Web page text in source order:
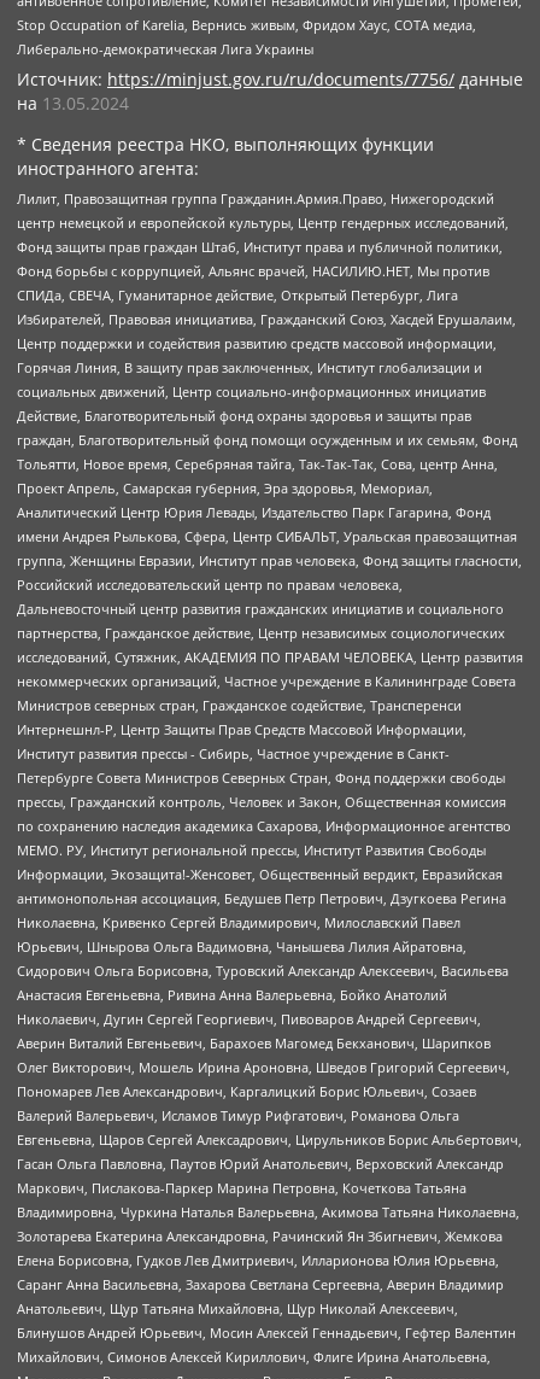
Stop Occupation of Karelia, Вернись живым, Фридом Хаус, СОТА медиа,
Либерально-демократическая Лига Украины
Источник: https://minjust.gov.ru/ru/documents/7756/ данные
на 13.05.2024
* Сведения реестра НКО, выполняющих функции
иностранного агента:
Лилит, Правозащитная группа Гражданин.Армия.Право, Нижегородский
центр немецкой и европейской культуры, Центр гендерных исследований,
Фонд защиты прав граждан Штаб, Институт права и публичной политики,
Фонд борьбы с коррупцией, Альянс врачей, НАСИЛИЮ.НЕТ, Мы против
СПИДа, СВЕЧА, Гуманитарное действие, Открытый Петербург, Лига
Избирателей, Правовая инициатива, Гражданский Союз, Хасдей Ерушалаим,
Центр поддержки и содействия развитию средств массовой информации,
Горячая Линия, В защиту прав заключенных, Институт глобализации и
социальных движений, Центр социально-информационных инициатив
Действие, Благотворительный фонд охраны здоровья и защиты прав
граждан, Благотворительный фонд помощи осужденным и их семьям, Фонд
Тольятти, Новое время, Серебряная тайга, Так-Так-Так, Сова, центр Анна,
Проект Апрель, Самарская губерния, Эра здоровья, Мемориал,
Аналитический Центр Юрия Левады, Издательство Парк Гагарина, Фонд
имени Андрея Рылькова, Сфера, Центр СИБАЛЬТ, Уральская правозащитная
группа, Женщины Евразии, Институт прав человека, Фонд защиты гласности,
Российский исследовательский центр по правам человека,
Дальневосточный центр развития гражданских инициатив и социального
партнерства, Гражданское действие, Центр независимых социологических
исследований, Сутяжник, АКАДЕМИЯ ПО ПРАВАМ ЧЕЛОВЕКА, Центр развития
некоммерческих организаций, Частное учреждение в Калининграде Совета
Министров северных стран, Гражданское содействие, Трансперенси
Интернешнл-Р, Центр Защиты Прав Средств Массовой Информации,
Институт развития прессы - Сибирь, Частное учреждение в Санкт-
Петербурге Совета Министров Северных Стран, Фонд поддержки свободы
прессы, Гражданский контроль, Человек и Закон, Общественная комиссия
по сохранению наследия академика Сахарова, Информационное агентство
МЕМО. РУ, Институт региональной прессы, Институт Развития Свободы
Информации, Экозащита!-Женсовет, Общественный вердикт, Евразийская
антимонопольная ассоциация, Бедушев Петр Петрович, Дзугкоева Регина
Николаевна, Кривенко Сергей Владимирович, Милославский Павел
Юрьевич, Шнырова Ольга Вадимовна, Чанышева Лилия Айратовна,
Сидорович Ольга Борисовна, Туровский Александр Алексеевич, Васильева
Анастасия Евгеньевна, Ривина Анна Валерьевна, Бойко Анатолий
Николаевич, Дугин Сергей Георгиевич, Пивоваров Андрей Сергеевич,
Аверин Виталий Евгеньевич, Барахоев Магомед Бекханович, Шарипков
Олег Викторович, Мошель Ирина Ароновна, Шведов Григорий Сергеевич,
Пономарев Лев Александрович, Каргалицкий Борис Юльевич, Созаев
Валерий Валерьевич, Исламов Тимур Рифгатович, Романова Ольга
Евгеньевна, Щаров Сергей Алексадрович, Цирульников Борис Альбертович,
Гасан Ольга Павловна, Паутов Юрий Анатольевич, Верховский Александр
Маркович, Пислакова-Паркер Марина Петровна, Кочеткова Татьяна
Владимировна, Чуркина Наталья Валерьевна, Акимова Татьяна Николаевна,
Золотарева Екатерина Александровна, Рачинский Ян Збигневич, Жемкова
Елена Борисовна, Гудков Лев Дмитриевич, Илларионова Юлия Юрьевна,
Саранг Анна Васильевна, Захарова Светлана Сергеевна, Аверин Владимир
Анатольевич, Щур Татьяна Михайловна, Щур Николай Алексеевич,
Блинушов Андрей Юрьевич, Мосин Алексей Геннадьевич, Гефтер Валентин
Михайлович, Симонов Алексей Кириллович, Флиге Ирина Анатольевна,